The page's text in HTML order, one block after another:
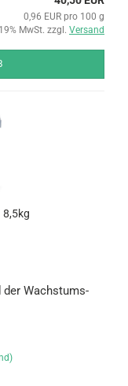
0,96 EUR pro 100 g
MwSt. zzgl. Versand
8,5kg
der Wachs­tums­